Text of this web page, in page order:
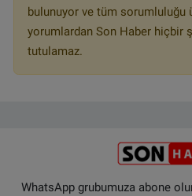
bulunuyor ve tüm sorumluluğu
yorumlardan Son Haber hiçbir
tutulamaz.
WhatsApp grubumuza abone